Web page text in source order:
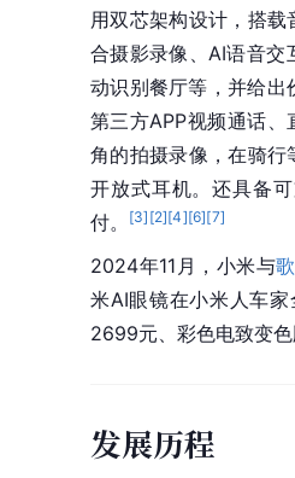
用双芯架构设计，搭
合摄影录像、AI语音交
动识别餐厅等，并给出
第三方APP视频通话、
角的拍摄录像，在骑
开放式耳机。还具备
付。
[3] [2][4][6][7]
2024年11月，小米与
米AI眼镜在小米人车
2699元、彩色电致变
发展历程